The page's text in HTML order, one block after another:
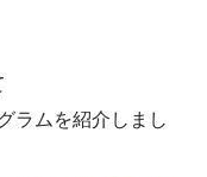
ラムを紹介しまし